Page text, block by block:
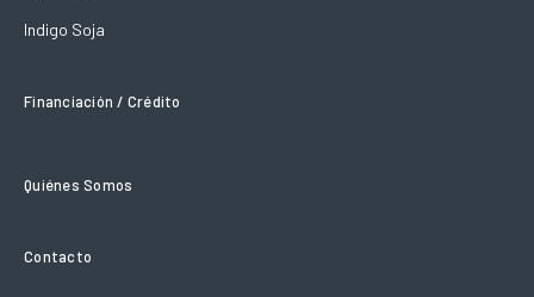
Indigo Soja
Financiación / Crédito
Quiénes Somos
Contacto